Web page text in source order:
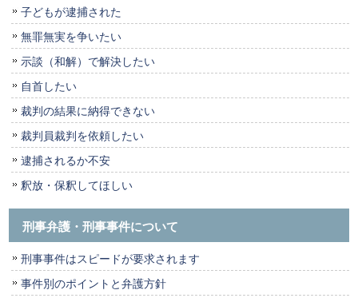
子どもが逮捕された
無罪無実を争いたい
示談（和解）で解決したい
自首したい
裁判の結果に納得できない
裁判員裁判を依頼したい
逮捕されるか不安
釈放・保釈してほしい
刑事弁護・刑事事件について
刑事事件はスピードが要求されます
事件別のポイントと弁護方針